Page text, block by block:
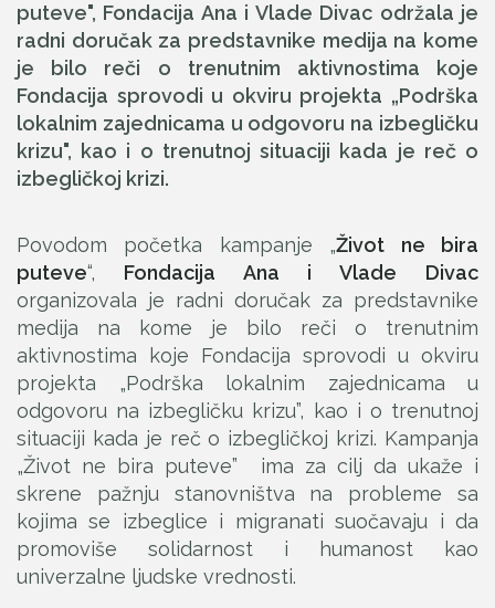
puteve", Fondacija Ana i Vlade Divac održala je
radni doručak za predstavnike medija na kome
je bilo reči o trenutnim aktivnostima koje
Fondacija sprovodi u okviru projekta „Podrška
lokalnim zajednicama u odgovoru na izbegličku
krizu", kao i o trenutnoj situaciji kada je reč o
izbegličkoj krizi.
Povodom početka kampanje „Život ne bira
puteve“, Fondacija Ana i Vlade Divac
organizovala je radni doručak za predstavnike
medija na kome je bilo reči o trenutnim
aktivnostima koje Fondacija sprovodi u okviru
projekta „Podrška lokalnim zajednicama u
odgovoru na izbegličku krizu”, kao i o trenutnoj
situaciji kada je reč o izbegličkoj krizi. Kampanja
„Život ne bira puteve” ima za cilj da ukaže i
skrene pažnju stanovništva na probleme sa
kojima se izbeglice i migranati suočavaju i da
promoviše solidarnost i humanost kao
univerzalne ljudske vrednosti.